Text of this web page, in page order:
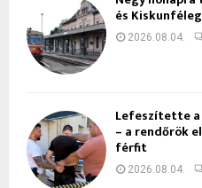
és
2026.08.04.
Lefeszítette
– a rendőrök
férfit
2026.08.04.